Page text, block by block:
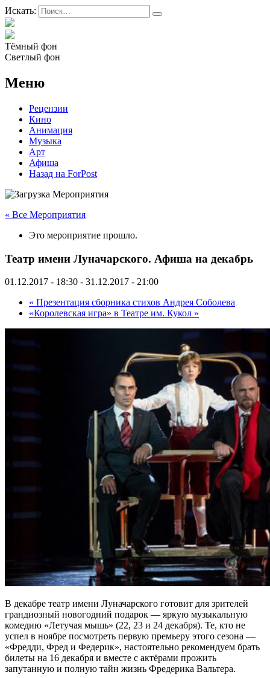
Искать:
Тёмный фон
Светлый фон
Меню
Рецензии
Кино
Анимация
Музыка
Арт
Афиша
Назад на ForPost
« Все Мероприятия
Это мероприятие прошло.
Театр имени Луначарского. Афиша на декабрь
01.12.2017 - 18:30 - 31.12.2017 - 21:00
« Презентация сборника стихов Андрея Соболева
«Королевская игра» в Театре им. Кукол »
В декабре театр имени Луначарского готовит для зрителей
грандиозный новогодний подарок — яркую музыкальную
комедию «Летучая мышь» (22, 23 и 24 декабря). Те, кто не
успел в ноябре посмотреть первую премьеру этого сезона —
«Фредди, Фред и Федерик», настоятельно рекомендуем брать
билеты на 16 декабря и вместе с актёрами прожить
запутанную и полную тайн жизнь Фредерика Вальтера.